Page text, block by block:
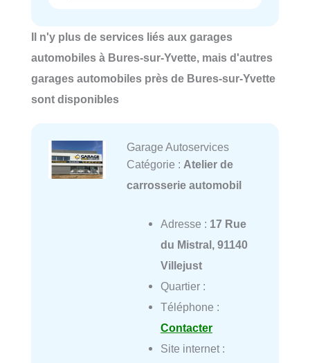
Il n'y plus de services liés aux garages
automobiles à Bures-sur-Yvette, mais d'autres
garages automobiles près de Bures-sur-Yvette
sont disponibles
Garage Autoservices
Catégorie : Atelier de
carrosserie automobil
Adresse : 17 Rue
du Mistral, 91140
Villejust
Quartier :
Téléphone :
Contacter
Site internet :